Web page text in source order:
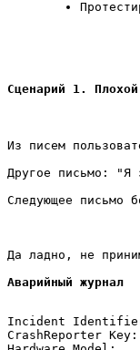
Сценарий 1.
Из писем
Другое письмо: "Я
Следующее письмо
Да ладно, не
Аварийный журнал
Incident Identifier:
CrashReporter